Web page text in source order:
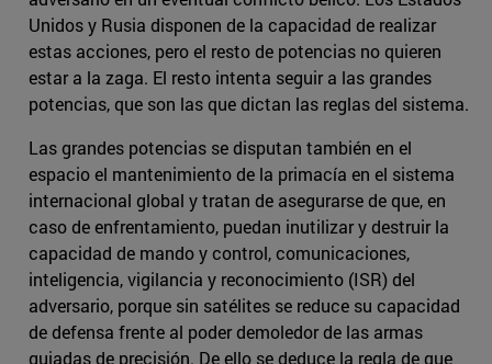
Unidos y Rusia disponen de la capacidad de realizar
estas acciones, pero el resto de potencias no quieren
estar a la zaga. El resto intenta seguir a las grandes
potencias, que son las que dictan las reglas del sistema.
Las grandes potencias se disputan también en el
espacio el mantenimiento de la primacía en el sistema
internacional global y tratan de asegurarse de que, en
caso de enfrentamiento, puedan inutilizar y destruir la
capacidad de mando y control, comunicaciones,
inteligencia, vigilancia y reconocimiento (ISR) del
adversario, porque sin satélites se reduce su capacidad
de defensa frente al poder demoledor de las armas
guiadas de precisión. De ello se deduce la regla de que